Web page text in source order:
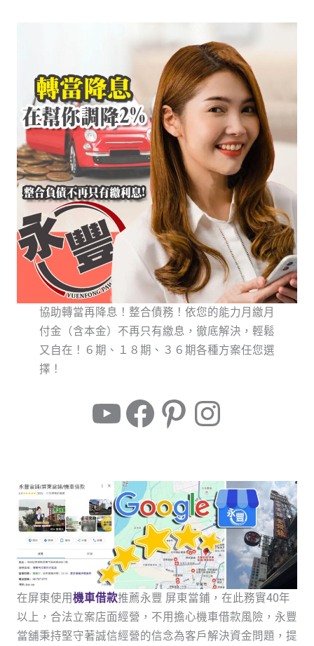
協助轉當再降息！整合債務！依您的能力月繳月
付金（含本金）不再只有繳息，徹底解決，輕鬆
又自在！６期、１８期、３６期各種方案任您選
擇！
在屏東使用機車借款推薦永豐 屏東當鋪，在此務實40年
以上，合法立案店面經營，不用擔心機車借款風險，永豐
當舖秉持堅守著誠信經營的信念為客戶解決資金問題，提